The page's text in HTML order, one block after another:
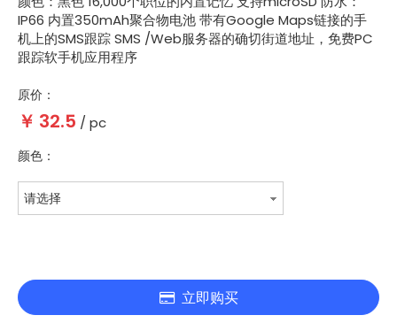
IP66 内置350mAh聚合物电池 带有Google Maps链接的手
机上的SMS跟踪 SMS /Web服务器的确切街道地址，免费PC
跟踪软手机应用程序
原价：
￥ 32.5 / pc
颜色：
请选择
立即购买